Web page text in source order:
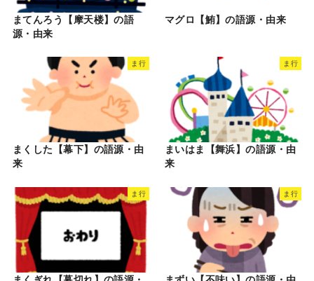
まてんろう【摩天楼】の語
源・由来
マグロ【鮪】の語源・由来
ま行
まくした【幕下】の語源・由
来
ま行
まいはま【舞浜】の語源・由
来
ま行 ま行